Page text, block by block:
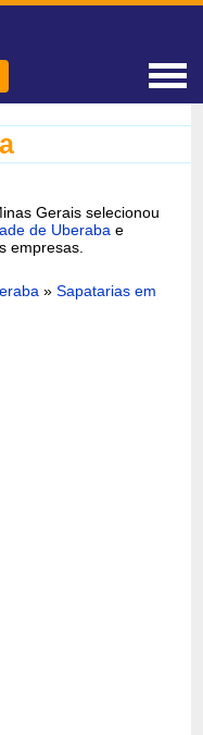
Gerais selecionou
de Uberaba e
empresas.
»Sapatarias em